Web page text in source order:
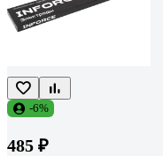
-6%
485 ₽